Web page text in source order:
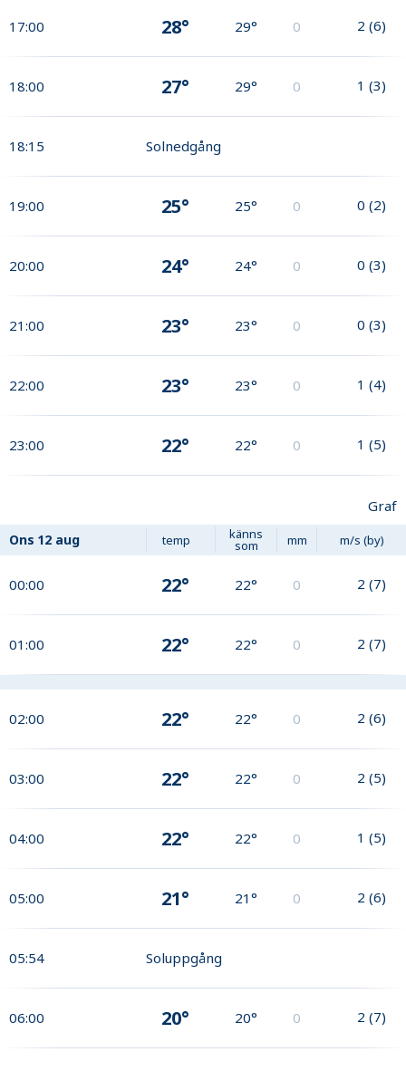
17:00 28° 29° 0 2 (6)
18:00 27° 29° 0 1 (3)
18:15 Solnedgång
19:00 25° 25° 0 0 (2)
20:00 24° 24° 0 0 (3)
21:00 23° 23° 0 0 (3)
22:00 23° 23° 0 1 (4)
23:00 22° 22° 0 1 (5)
Graf
Ons 12 aug temp känns
som mm m/s (by)
00:00 22° 22° 0 2 (7)
01:00 22° 22° 0 2 (7)
02:00 22° 22° 0 2 (6)
03:00 22° 22° 0 2 (5)
04:00 22° 22° 0 1 (5)
05:00 21° 21° 0 2 (6)
05:54 Soluppgång
06:00 20° 20° 0 2 (7)